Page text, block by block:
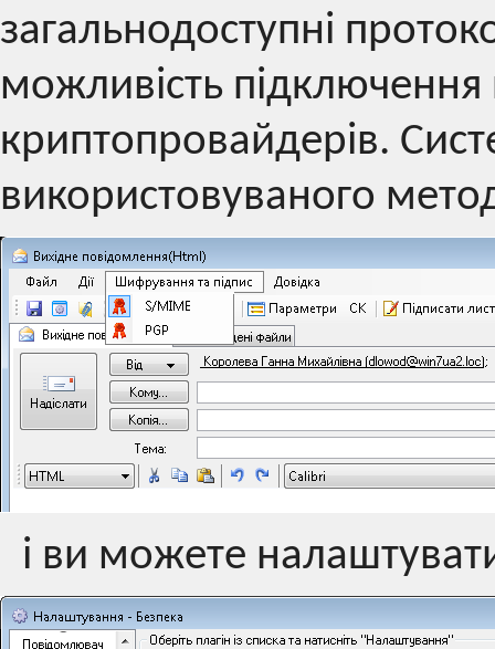
загальнодоступні
можливість підключення
криптопровайдерів.
використовуваного
і ви можете